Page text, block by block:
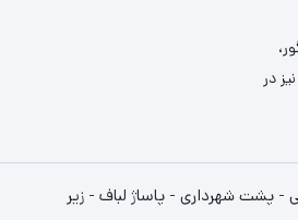
در
- پشت شهرداری - پاساژ لباف - زیر